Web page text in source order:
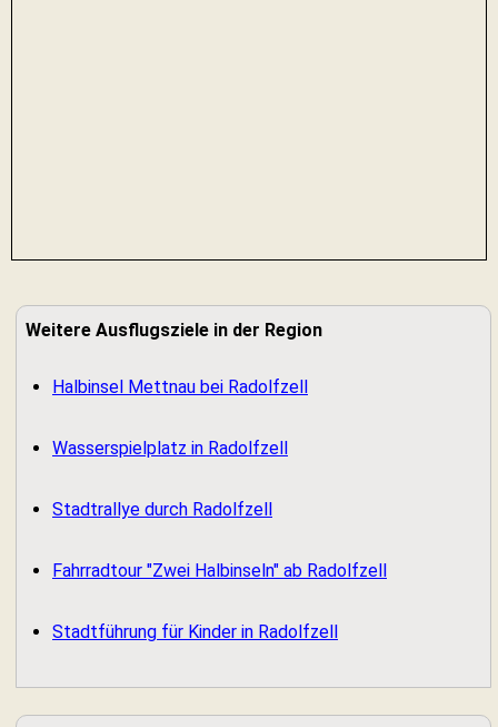
Weitere Ausflugsziele in der Region
Halbinsel Mettnau bei Radolfzell
Wasserspielplatz in Radolfzell
Stadtrallye durch Radolfzell
Fahrradtour "Zwei Halbinseln" ab Radolfzell
Stadtführung für Kinder in Radolfzell